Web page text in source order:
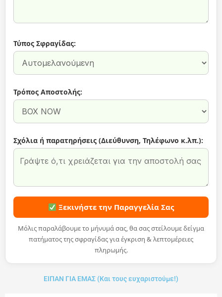
Τύπος Σφραγίδας:
Τρόπος Αποστολής:
Σχόλια ή παρατηρήσεις (Διεύθυνση, Τηλέφωνο κ.λπ.):
Ξεκινήστε την Παραγγελία Σας
Μόλις παραλάβουμε το μήνυμά σας, θα σας στείλουμε δείγμα
πατήματος της σφραγίδας για έγκριση & λεπτομέρειες
πληρωμής.
ΕΙΠΑΝ ΓΙΑ ΕΜΑΣ (Και τους ευχαριστούμε!)